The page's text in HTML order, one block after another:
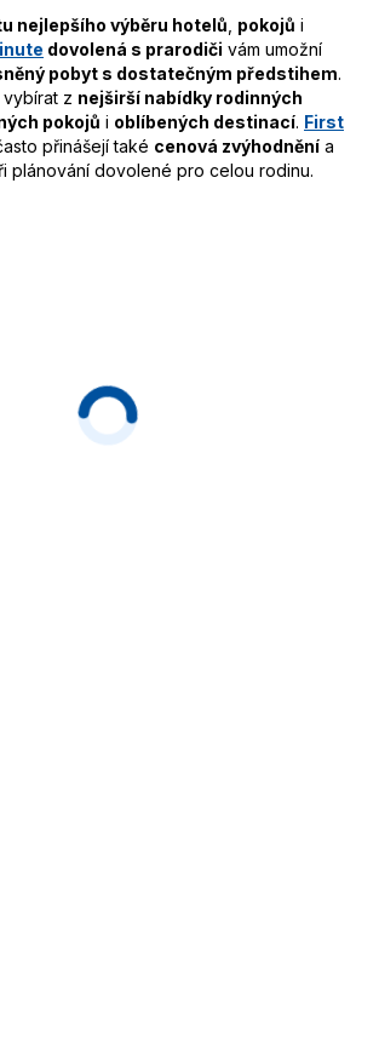
nejlepšího výběru hotelů pokojů i
dovolená s prarodiči vám umožní
pobyt s dostatečným předstihem.
vybírat z nejširší nabídky rodinných
pokojů i oblíbených destinací. First
přinášejí také cenová zvýhodnění a
plánování dovolené pro celou rodinu.